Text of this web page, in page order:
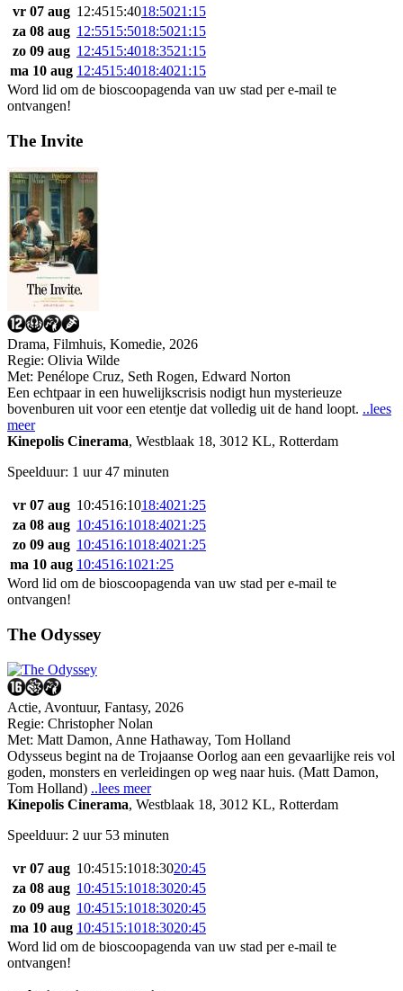
vr 07 aug 12:4515:4018:5021:15
za 08 aug 12:5515:5018:5021:15
zo 09 aug 12:4515:4018:3521:15
ma 10 aug 12:4515:4018:4021:15
Word lid om de bioscoopagenda van uw stad per e-mail te
ontvangen!
The Invite
Drama, Filmhuis, Komedie, 2026
Regie: Olivia Wilde
Met: Penélope Cruz, Seth Rogen, Edward Norton
Een echtpaar in een huwelijkscrisis nodigt hun mysterieuze
bovenburen uit voor een etentje dat volledig uit de hand loopt. ..lees
meer
Kinepolis Cinerama, Westblaak 18, 3012 KL, Rotterdam
Speelduur: 1 uur 47 minuten
vr 07 aug 10:4516:1018:4021:25
za 08 aug 10:4516:1018:4021:25
zo 09 aug 10:4516:1018:4021:25
ma 10 aug 10:4516:1021:25
Word lid om de bioscoopagenda van uw stad per e-mail te
ontvangen!
The Odyssey
Actie, Avontuur, Fantasy, 2026
Regie: Christopher Nolan
Met: Matt Damon, Anne Hathaway, Tom Holland
Odysseus begint na de Trojaanse Oorlog aan een gevaarlijke reis vol
goden, monsters en verleidingen op weg naar huis. (Matt Damon,
Tom Holland) ..lees meer
Kinepolis Cinerama, Westblaak 18, 3012 KL, Rotterdam
Speelduur: 2 uur 53 minuten
vr 07 aug 10:4515:1018:3020:45
za 08 aug 10:4515:1018:3020:45
zo 09 aug 10:4515:1018:3020:45
ma 10 aug 10:4515:1018:3020:45
Word lid om de bioscoopagenda van uw stad per e-mail te
ontvangen!